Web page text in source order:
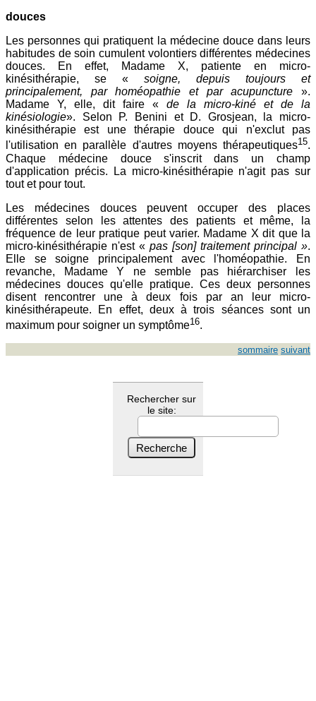
douces
Les personnes qui pratiquent la médecine douce dans leurs
habitudes de soin cumulent volontiers différentes médecines
douces. En effet, Madame X, patiente en micro-
kinésithérapie, se « soigne, depuis toujours et
principalement, par homéopathie et par acupuncture ».
Madame Y, elle, dit faire « de la micro-kiné et de la
kinésiologie». Selon P. Benini et D. Grosjean, la micro-
kinésithérapie est une thérapie douce qui n'exclut pas
l'utilisation en parallèle d'autres moyens thérapeutiques15.
Chaque médecine douce s'inscrit dans un champ
d'application précis. La micro-kinésithérapie n'agit pas sur
tout et pour tout.
Les médecines douces peuvent occuper des places
différentes selon les attentes des patients et même, la
fréquence de leur pratique peut varier. Madame X dit que la
micro-kinésithérapie n'est « pas [son] traitement principal ».
Elle se soigne principalement avec l'homéopathie. En
revanche, Madame Y ne semble pas hiérarchiser les
médecines douces qu'elle pratique. Ces deux personnes
disent rencontrer une à deux fois par an leur micro-
kinésithérapeute. En effet, deux à trois séances sont un
maximum pour soigner un symptôme16.
sommaire suivant
Rechercher sur
le site: